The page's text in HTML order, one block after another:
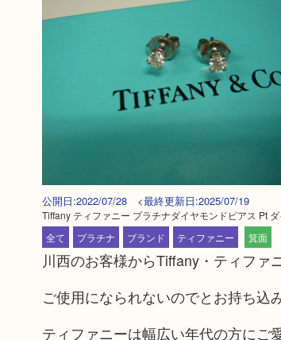
公開日:2022/07/28 <最終更新日:2025/07/19
Tiffany ティファニー プラチナダイヤモンドピアス Pt
全て
プラチナ ブランド ティファニー 箕面
川西のお客様からTiffany・ティファ
ご使用になられないのでとお持ち込
ティファニーは幅広い年代の方にご